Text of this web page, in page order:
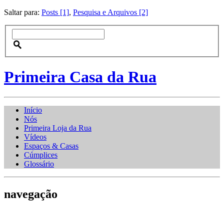
Saltar para: Posts [1], Pesquisa e Arquivos [2]
Primeira Casa da Rua
Início
Nós
Primeira Loja da Rua
Vídeos
Espaços & Casas
Cúmplices
Glossário
navegação